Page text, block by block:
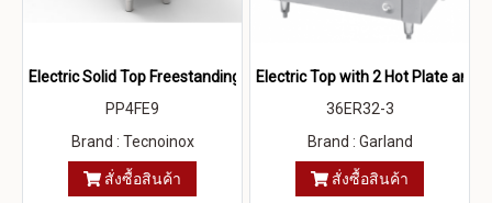
Electric Solid Top Freestanding On Open Cabinet
PP4FE9
Brand : Tecnoinox
สั่งซื้อสินค้า
Electric Top with 2 Hot Plate and
36ER32-3
Brand : Garland
สั่งซื้อสินค้า